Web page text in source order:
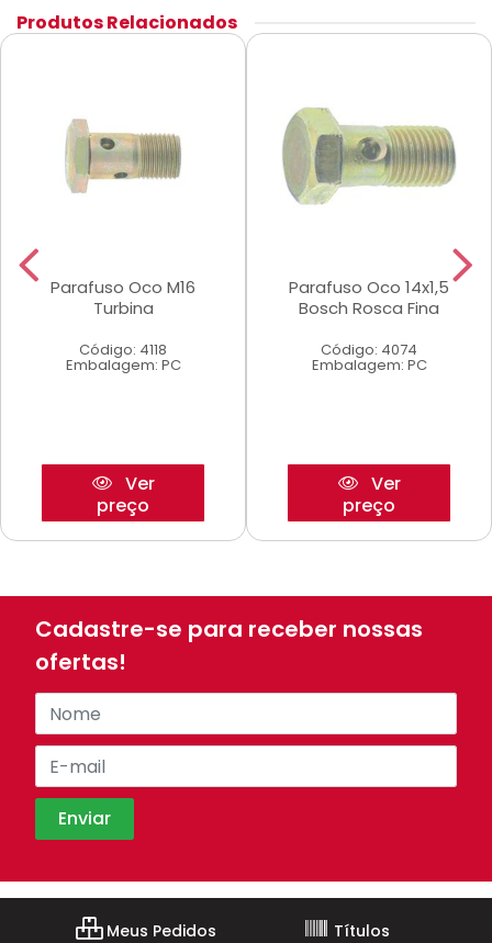
Produtos Relacionados
Parafuso Oco M16
Turbina
Código: 4118
Embalagem: PC
Ver
preço
Parafuso Oco 14x1,5
Bosch Rosca Fina
Código: 4074
Embalagem: PC
Ver
preço
Cadastre-se para receber nossas
ofertas!
Meus Pedidos
Títulos